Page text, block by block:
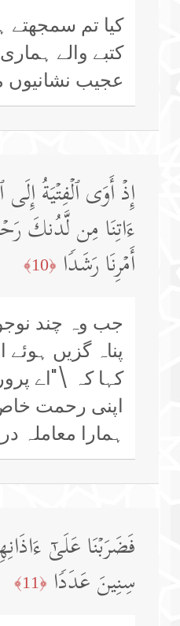
کیا تم سمجھتے
کتبے والے
عجیب نشانیوں
إِذۡ أَوَى ٱلۡفِتۡیَةُ
ءَاتِنَا مِن لَّدُنكَ
أَمۡرِنَا رَشَدࣰا ﴿10﴾
جب وہ چند
پناہ گزیں ہوئے
کہا کہ \"اے
اپنی رحمت
ہمارا معاملہ
فَضَرَبۡنَا عَلَىٰۤ
سِنِینَ عَدَدࣰا ﴿11﴾